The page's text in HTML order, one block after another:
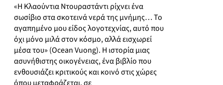
«Η Κλαούντια Ντουραστάντι ρίχνει ένα
σωσίβιο στα σκοτεινά νερά της μνήμης… Το
αγαπημένο μου είδος λογοτεχνίας, αυτό που
όχι μόνο μιλά στον κόσμο, αλλά εισχωρεί
μέσα του» (Ocean Vuong). Η ιστορία μιας
ασυνήθιστης οικογένειας, ένα βιβλίο που
ενθουσιάζει κριτικούς και κοινό στις χώρες